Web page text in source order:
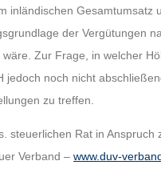
inländischen Gesamtumsatz
der Vergütungen
Zur Frage, in welcher
noch nicht
zu treffen.
steuerlichen Rat in Anspruch
Verband –www.duv-